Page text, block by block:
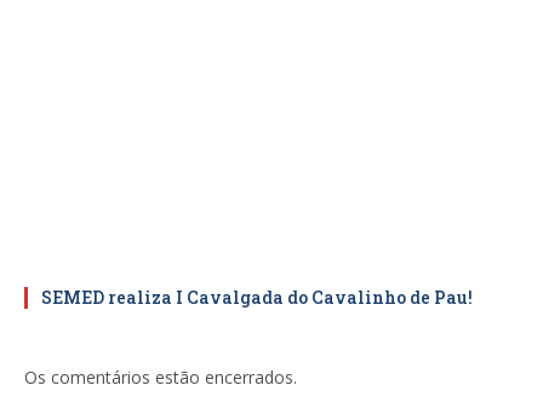
SEMED realiza I Cavalgada do Cavalinho de Pau!
Os comentários estão encerrados.